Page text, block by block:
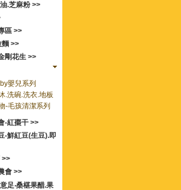
.芝麻粉 >>
區 >>
麵 >>
剛花生 >>
嬰兒系列
.洗碗.洗衣.地板
-毛孩清潔系列
-紅棗干 >>
-鮮紅豆(生豆).即
>>
會 >>
足‧桑椹果醋.果